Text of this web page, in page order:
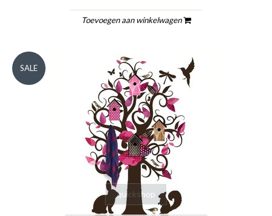
Toevoegen aan winkelwagen
quickshop
SALE